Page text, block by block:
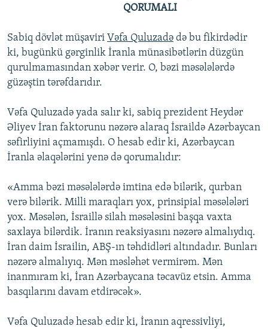
QORUMALI
Sabiq dövlət müşaviri Vəfa Quluzadə də bu fikirdədir
ki, bugünkü gərginlik İranla münasibətlərin düzgün
qurulmamasından xəbər verir. O, bəzi məsələlərdə
güzəştin tərəfdarıdır.
Vəfa Quluzadə yada salır ki, sabiq prezident Heydər
Əliyev İran faktorunu nəzərə alaraq İsraildə Azərbaycan
səfirliyini açmamışdı. O hesab edir ki, Azərbaycan
İranla əlaqələrini yenə də qorumalıdır:
«Amma bəzi məsələlərdə imtina edə bilərik, qurban
verə bilərik. Milli maraqları yox, prinsipial məsələləri
yox. Məsələn, İsraillə silah məsələsini başqa vaxta
saxlaya bilərdik. İranın reaksiyasını nəzərə almalıydıq.
İran daim İsrailin, ABŞ-ın təhdidləri altındadır. Bunları
nəzərə almalıyıq. Mən məsləhət vermirəm. Mən
inanmıram ki, İran Azərbaycana təcavüz etsin. Amma
basqılarını davam etdirəcək».
Vəfa Quluzadə hesab edir ki, İranın aqressivliyi,